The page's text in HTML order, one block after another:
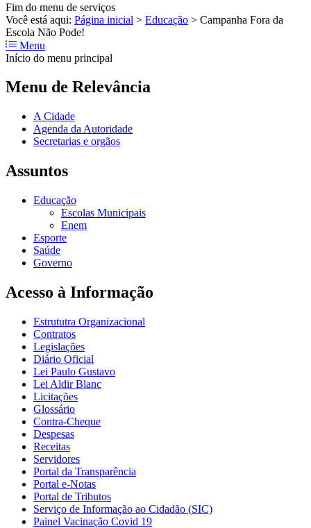
Fim do menu de serviços
Você está aqui: Página inicial > Educação > Campanha Fora da
Escola Não Pode!
Menu
Início do menu principal
Menu de Relevância
A Cidade
Agenda da Autoridade
Secretarias e orgãos
Assuntos
Educação
Escolas Municipais
Enem
Esporte
Saúde
Governo
Acesso à Informação
Estrututra Organizacional
Contratos
Legislações
Diário Oficial
Lei Paulo Gustavo
Lei Aldir Blanc
Licitações
Glossário
Contra-Cheque
Despesas
Receitas
Servidores
Portal da Transparência
Portal e-Notas
Portal de Tributos
Serviço de Informação ao Cidadão (SIC)
Painel Vacinação Covid 19